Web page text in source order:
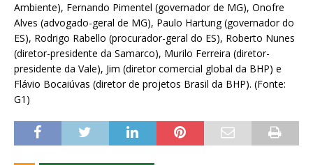
Ambiente), Fernando Pimentel (governador de MG), Onofre
Alves (advogado-geral de MG), Paulo Hartung (governador do
ES), Rodrigo Rabello (procurador-geral do ES), Roberto Nunes
(diretor-presidente da Samarco), Murilo Ferreira (diretor-
presidente da Vale), Jim (diretor comercial global da BHP) e
Flávio Bocaiúvas (diretor de projetos Brasil da BHP). (Fonte:
G1)